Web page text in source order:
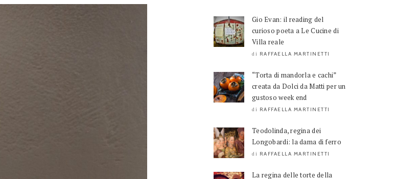
Gio Evan: il reading del
curioso poeta a Le Cucine di
Villa reale
di RAFFAELLA MARTINETTI
“Torta di mandorla e cachi”
creata da Dolci da Matti per un
gustoso week end
di RAFFAELLA MARTINETTI
Teodolinda, regina dei
Longobardi: la dama di ferro
di RAFFAELLA MARTINETTI
La regina delle torte della